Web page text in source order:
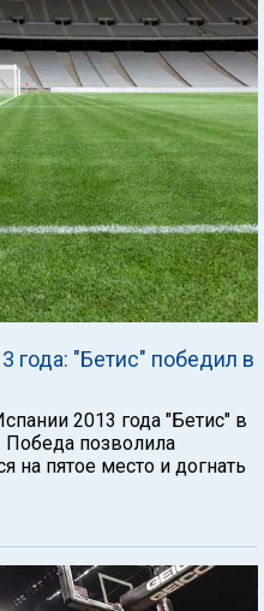
года: "Бетис" победил в
2013 года "Бетис" в
Победа позволила
на пятое место и догнать